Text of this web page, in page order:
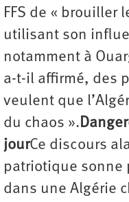
FFS de « brouiller
utilisant son
notamment à
a-t-il affirmé, des
veulent que
du chaos ».
jourCe discours
patriotique sonne
dans une Algérie